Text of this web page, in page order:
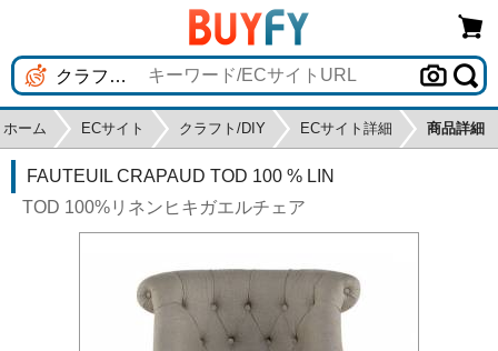
ホーム ECサイト クラフト/DIY ECサイト詳細 商品詳細
FAUTEUIL CRAPAUD TOD 100 % LIN
TOD 100%リネンヒキガエルチェア